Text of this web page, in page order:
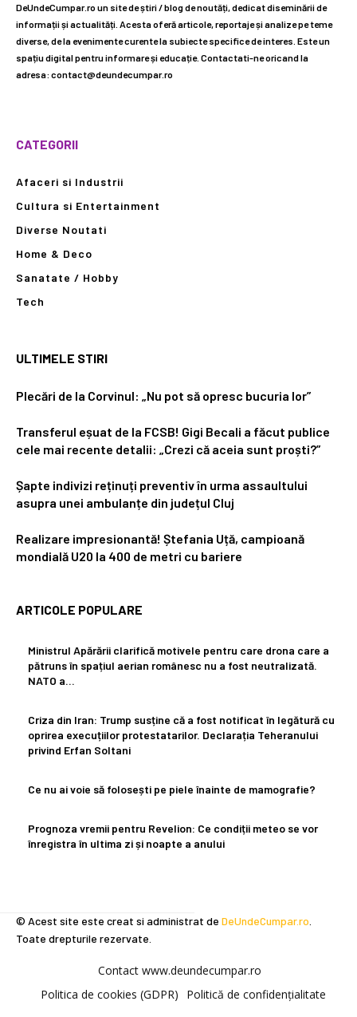
DeUndeCumpar.ro un site de știri / blog de noutăți, dedicat diseminării de
informații și actualități. Acesta oferă articole, reportaje și analize pe teme
diverse, de la evenimente curente la subiecte specifice de interes. Este un
spațiu digital pentru informare și educație. Contactati-ne oricand la
adresa: contact@deundecumpar.ro
CATEGORII
Afaceri si Industrii
Cultura si Entertainment
Diverse Noutati
Home & Deco
Sanatate / Hobby
Tech
ULTIMELE STIRI
Plecări de la Corvinul: „Nu pot să opresc bucuria lor”
Transferul eșuat de la FCSB! Gigi Becali a făcut publice
cele mai recente detalii: „Crezi că aceia sunt proști?”
Șapte indivizi reținuți preventiv în urma assaultului
asupra unei ambulanțe din județul Cluj
Realizare impresionantă! Ștefania Uță, campioană
mondială U20 la 400 de metri cu bariere
ARTICOLE POPULARE
Ministrul Apărării clarifică motivele pentru care drona care a
pătruns în spațiul aerian românesc nu a fost neutralizată.
NATO a…
Criza din Iran: Trump susține că a fost notificat în legătură cu
oprirea execuțiilor protestatarilor. Declarația Teheranului
privind Erfan Soltani
Ce nu ai voie să folosești pe piele înainte de mamografie?
Prognoza vremii pentru Revelion: Ce condiții meteo se vor
înregistra în ultima zi și noapte a anului
© Acest site este creat si administrat de DeUndeCumpar.ro
Toate drepturile rezervate.
Contact www.deundecumpar.ro
Politica de cookies (GDPR)
Politică de confidențialitate